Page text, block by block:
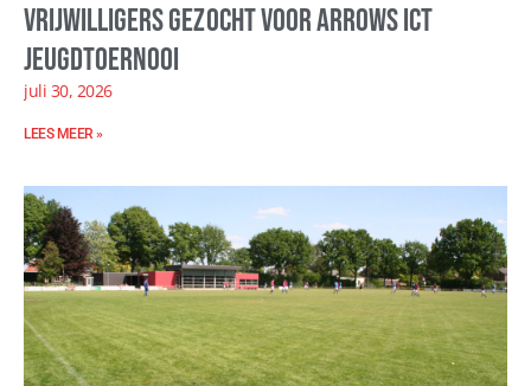
Vrijwilligers gezocht voor Arrows ICT
Jeugdtoernooi
juli 30, 2026
LEES MEER »